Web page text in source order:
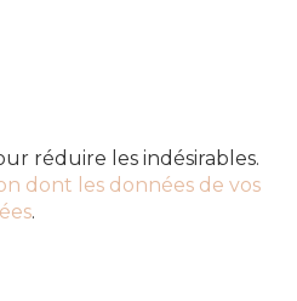
réduire les indésirables.
dont les données de vos
.